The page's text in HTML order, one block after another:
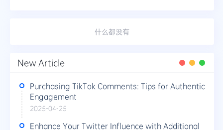
什么都没有
New Article
Purchasing TikTok Comments: Tips for Authentic
Engagement
2025-04-25
Enhance Your Twitter Influence with Additional